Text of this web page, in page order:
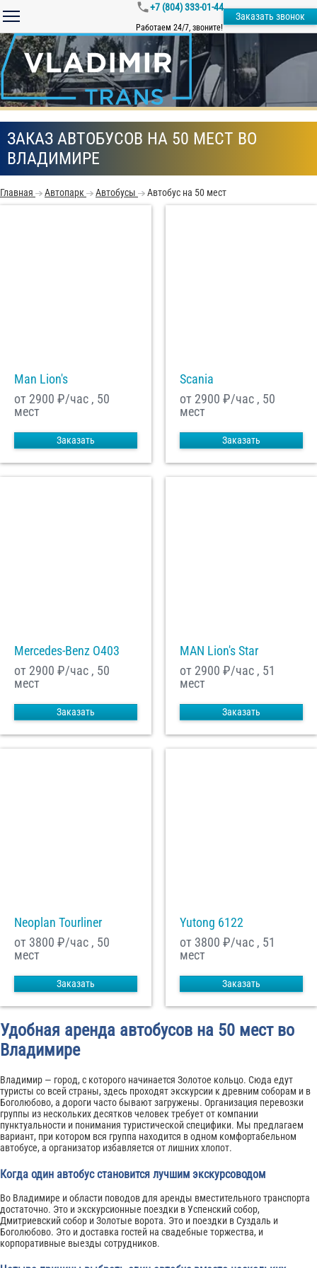
+7 (804) 333-01-44
Работаем 24/7, звоните!
Заказать звонок
ЗАКАЗ АВТОБУСОВ НА 50 МЕСТ ВО
ВЛАДИМИРЕ
Главная Автопарк Автобусы Автобус на 50 мест
Man Lion's
от 2900 ₽/час , 50
мест
Заказать
Scania
от 2900 ₽/час , 50
мест
Заказать
Mercedes-Benz О403
от 2900 ₽/час , 50
мест
Заказать
MAN Lion's Star
от 2900 ₽/час , 51
мест
Заказать
Neoplan Tourliner
от 3800 ₽/час , 50
мест
Заказать
Yutong 6122
от 3800 ₽/час , 51
мест
Заказать
Удобная аренда автобусов на 50 мест во
Владимире
Владимир — город, с которого начинается Золотое кольцо. Сюда едут
туристы со всей страны, здесь проходят экскурсии к древним соборам и в
Боголюбово, а дороги часто бывают загружены. Организация перевозки
группы из нескольких десятков человек требует от компании
пунктуальности и понимания туристической специфики. Мы предлагаем
вариант, при котором вся группа находится в одном комфортабельном
автобусе, а организатор избавляется от лишних хлопот.
Когда один автобус становится лучшим экскурсоводом
Во Владимире и области поводов для аренды вместительного транспорта
достаточно. Это и экскурсионные поездки в Успенский собор,
Дмитриевский собор и Золотые ворота. Это и поездки в Суздаль и
Боголюбово. Это и доставка гостей на свадебные торжества, и
корпоративные выезды сотрудников.
обработку моих Персональных данных